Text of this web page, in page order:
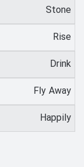
Stone
Rise
Drink
Fly Away
Happily